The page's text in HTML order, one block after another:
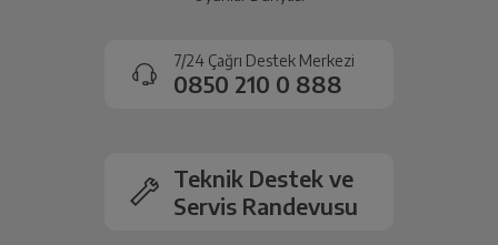
gerçekleşecektir.
7/24 Çağrı Destek Merkezi
0850 210 0 888
Teknik Destek ve
Servis Randevusu